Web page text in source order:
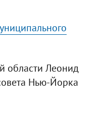
области Леонид
Нью-Йорка